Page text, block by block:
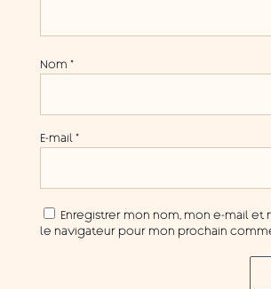
Nom *
E-mail *
Enregistrer mon nom, mon e-mail et
le navigateur pour mon prochain